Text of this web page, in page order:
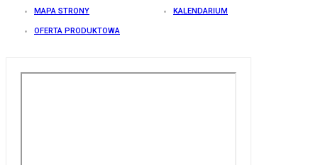
MAPA STRONY KALENDARIUM
OFERTA PRODUKTOWA